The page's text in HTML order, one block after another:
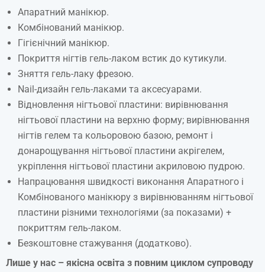
Апаратний манікюр.
Комбінований манікюр.
Гігієнічний манікюр.
Покриття нігтів гель-лаком встик до кутикули.
Зняття гель-лаку фрезою.
Nail-дизайн гель-лаками та аксесуарами.
Відновлення нігтьової пластини: вирівнювання
нігтьової пластини на верхню форму; вирівнювання
нігтів гелем та кольоровою базою, ремонт і
донарощування нігтьової пластини акрігелем,
укріплення нігтьової пластини акриловою пудрою.
Напрацювання швидкості виконання Апаратного і
Комбінованого манікюру з вирівнюванням нігтьової
пластини різними технологіями (за показами) +
покриттям гель-лаком.
Безкоштовне стажування (додатково).
Лише у нас – якісна освіта з повним циклом супроводу